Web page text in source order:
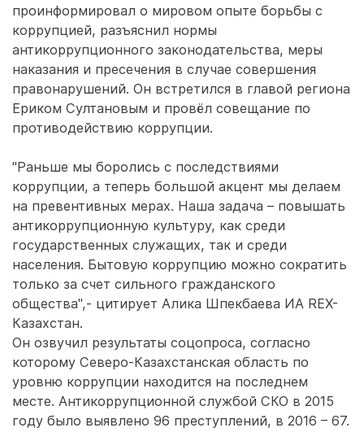
проинформировал о мировом опыте борьбы с
коррупцией, разъяснил нормы
антикоррупционного законодательства, меры
наказания и пресечения в случае совершения
правонарушений. Он встретился в главой региона
Ериком Султановым и провёл совещание по
противодействию коррупции.
"Раньше мы боролись с последствиями
коррупции, а теперь большой акцент мы делаем
на превентивных мерах. Наша задача – повышать
антикоррупционную культуру, как среди
государственных служащих, так и среди
населения. Бытовую коррупцию можно сократить
только за счет сильного гражданского
общества",- цитирует Алика Шпекбаева ИА REX-
Казахстан.
Он озвучил результаты соцопроса, согласно
которому Северо-Казахстанская область по
уровню коррупции находится на последнем
месте. Антикоррупционной службой СКО в 2015
году было выявлено 96 преступлений, в 2016 – 67.